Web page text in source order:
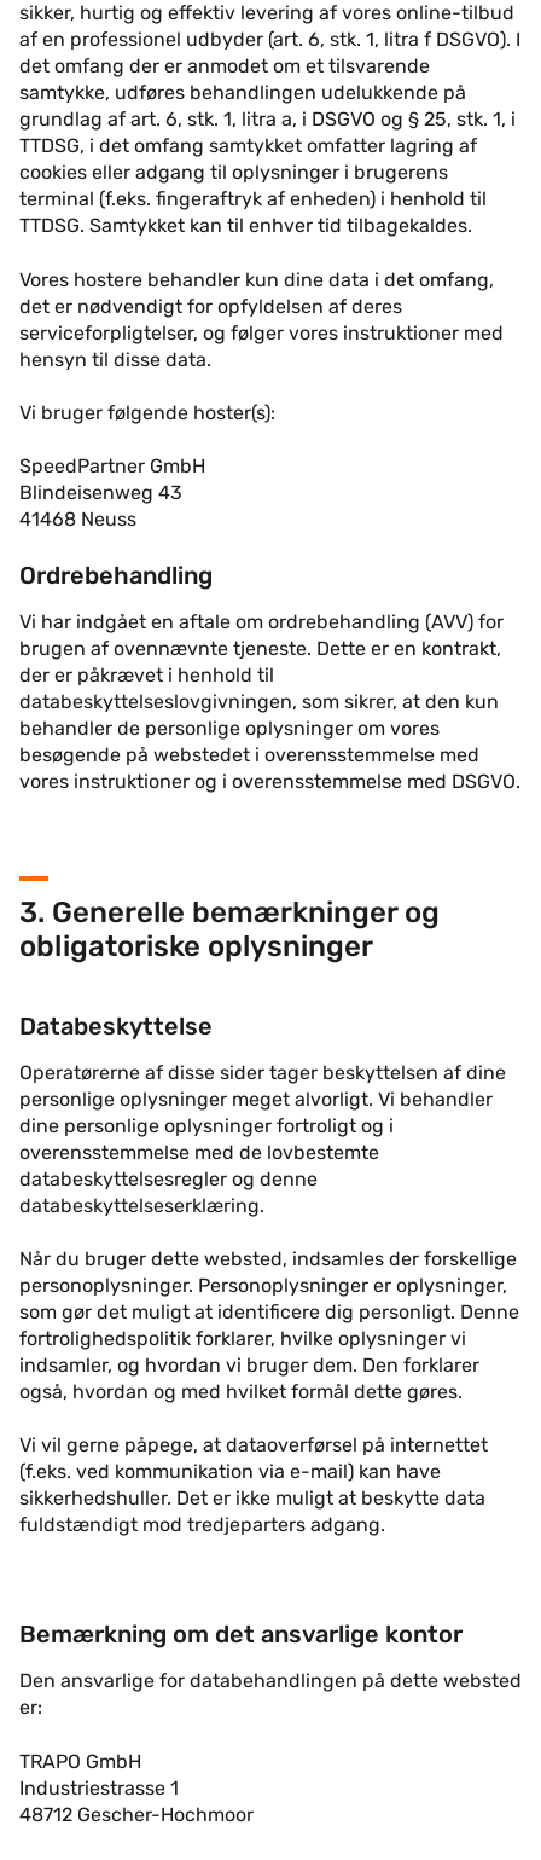
sikker, hurtig og effektiv levering af vores online-tilbud
af en professionel udbyder (art. 6, stk. 1, litra f DSGVO). I
det omfang der er anmodet om et tilsvarende
samtykke, udføres behandlingen udelukkende på
grundlag af art. 6, stk. 1, litra a, i DSGVO og § 25, stk. 1, i
TTDSG, i det omfang samtykket omfatter lagring af
cookies eller adgang til oplysninger i brugerens
terminal (f.eks. fingeraftryk af enheden) i henhold til
TTDSG. Samtykket kan til enhver tid tilbagekaldes.
Vores hostere behandler kun dine data i det omfang,
det er nødvendigt for opfyldelsen af deres
serviceforpligtelser, og følger vores instruktioner med
hensyn til disse data.
Vi bruger følgende hoster(s):
SpeedPartner GmbH
Blindeisenweg 43
41468 Neuss
Ordrebehandling
Vi har indgået en aftale om ordrebehandling (AVV) for
brugen af ovennævnte tjeneste. Dette er en kontrakt,
der er påkrævet i henhold til
databeskyttelseslovgivningen, som sikrer, at den kun
behandler de personlige oplysninger om vores
besøgende på webstedet i overensstemmelse med
vores instruktioner og i overensstemmelse med DSGVO.
3. Generelle bemærkninger og
obligatoriske oplysninger
Databeskyttelse
Operatørerne af disse sider tager beskyttelsen af dine
personlige oplysninger meget alvorligt. Vi behandler
dine personlige oplysninger fortroligt og i
overensstemmelse med de lovbestemte
databeskyttelsesregler og denne
databeskyttelseserklæring.
Når du bruger dette websted, indsamles der forskellige
personoplysninger. Personoplysninger er oplysninger,
som gør det muligt at identificere dig personligt. Denne
fortrolighedspolitik forklarer, hvilke oplysninger vi
indsamler, og hvordan vi bruger dem. Den forklarer
også, hvordan og med hvilket formål dette gøres.
Vi vil gerne påpege, at dataoverførsel på internettet
(f.eks. ved kommunikation via e-mail) kan have
sikkerhedshuller. Det er ikke muligt at beskytte data
fuldstændigt mod tredjeparters adgang.
Bemærkning om det ansvarlige kontor
Den ansvarlige for databehandlingen på dette websted
er:
TRAPO GmbH
Industriestrasse 1
48712 Gescher-Hochmoor